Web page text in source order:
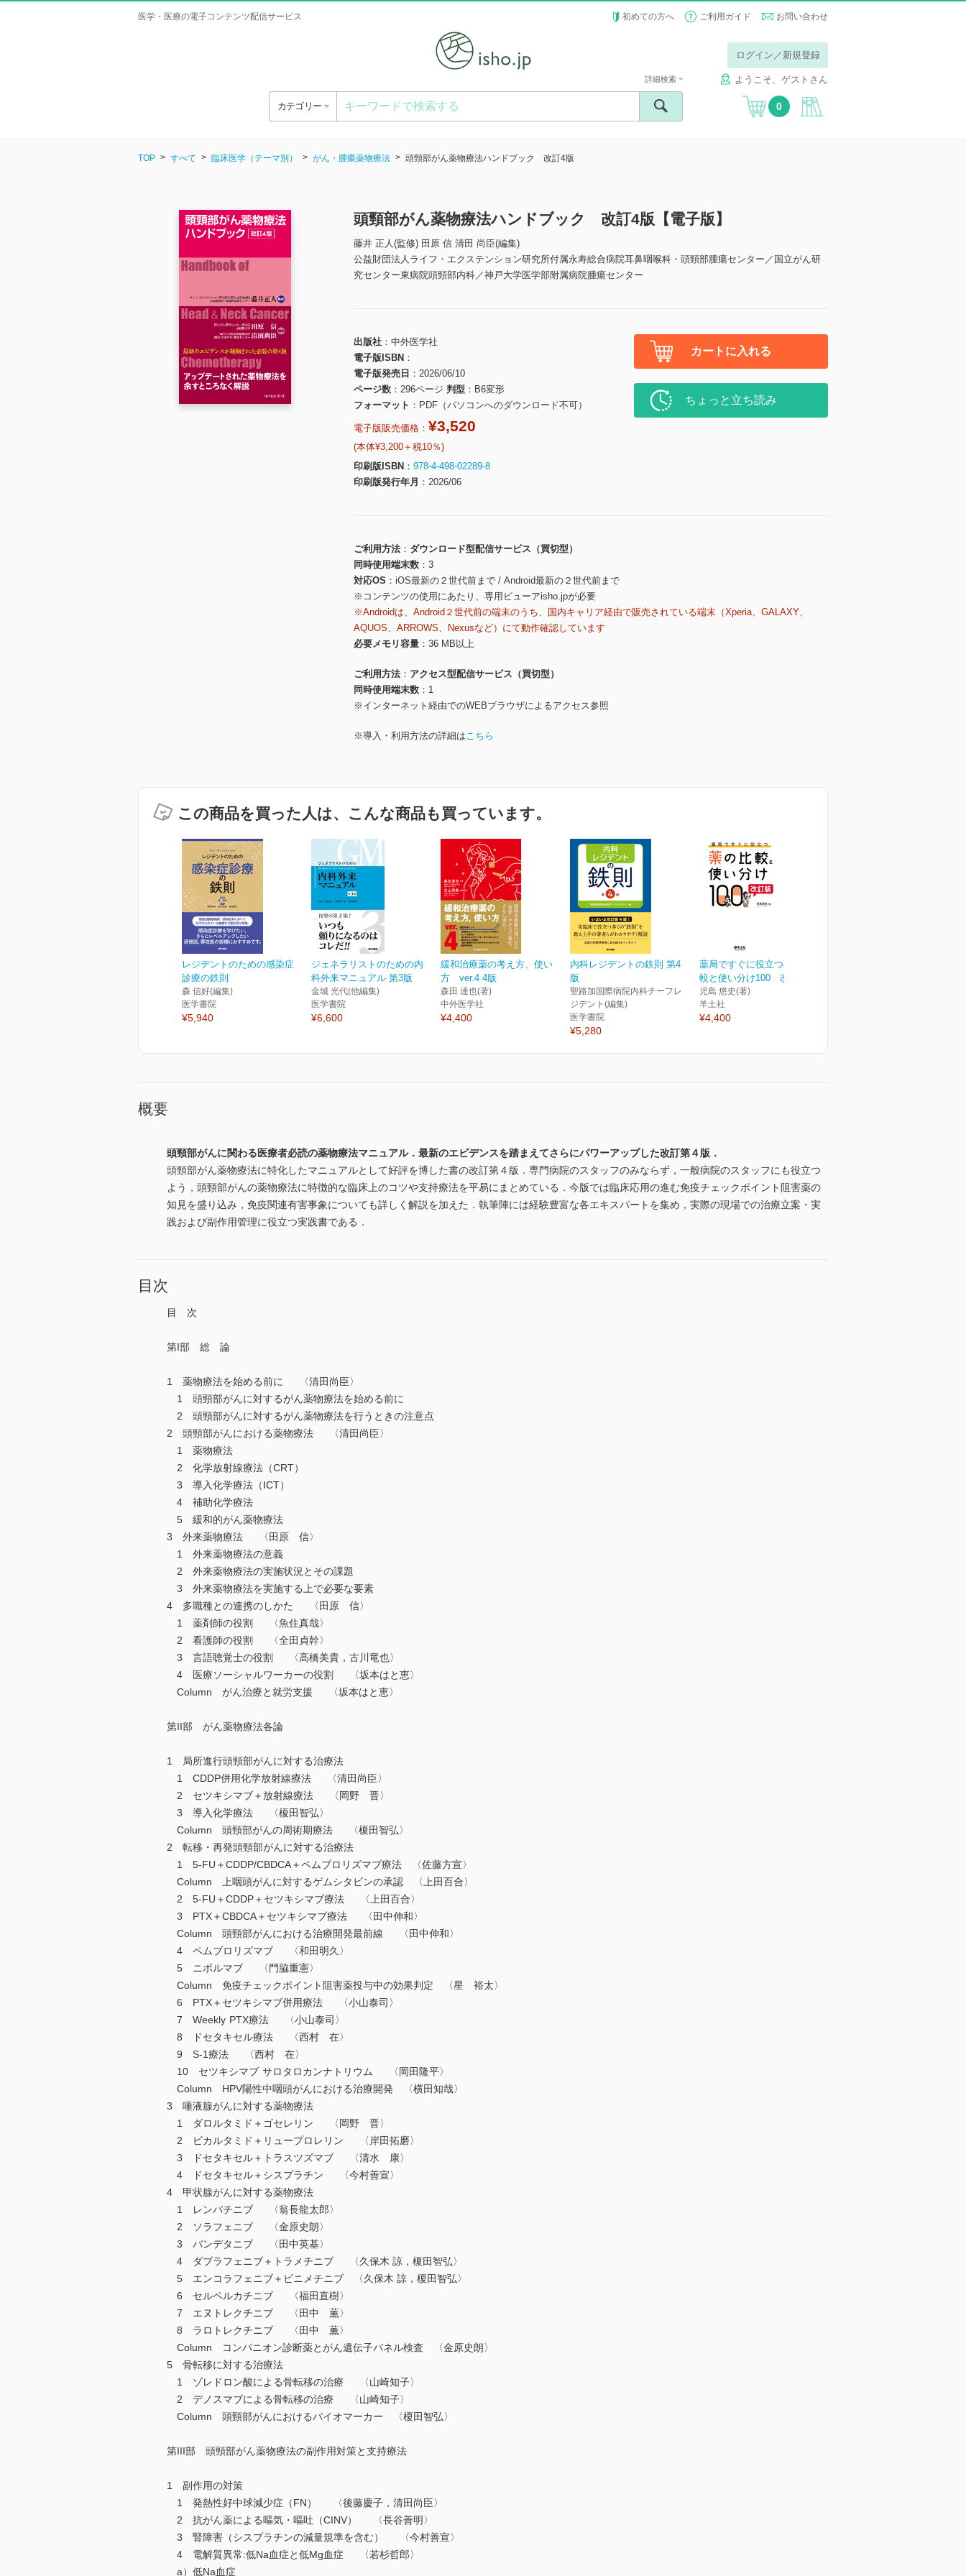
医学・医療の電子コンテンツ配信サービス 初めての方へ ご利用ガイド お問い合わせ
ログイン／新規登録
ようこそ、ゲストさん
カテゴリー
詳細検索
0
TOP すべて 臨床医学（テーマ別） がん・腫瘍薬物療法 頭頸部がん薬物療法ハンドブック 改訂4版
頭頸部がん薬物療法ハンドブック 改訂4版【電子版】
藤井 正人(監修) 田原 信 清田 尚臣(編集)
公益財団法人ライフ・エクステンション研究所付属永寿総合病院耳鼻咽喉科・頭頸部腫瘍センター／国立がん研
究センター東病院頭頸部内科／神戸大学医学部附属病院腫瘍センター
出版社
中外医学社
電子版ISBN
電子版発売日
2026/06/10
ページ数
296ページ 判型
B6変形
フォーマット
PDF（パソコンへのダウンロード不可）
電子版販売価格： ¥3,520
(本体¥3,200＋税10％)
印刷版ISBN
978-4-498-02289-8
印刷版発行年月
2026/06
カートに入れる
ちょっと立ち読み
ご利用方法
ダウンロード型配信サービス（買切型）
同時使用端末数
3
対応OS
iOS最新の２世代前まで / Android最新の２世代前まで
※コンテンツの使用にあたり、専用ビューアisho.jpが必要
※Androidは、Android２世代前の端末のうち、国内キャリア経由で販売されている端末（Xperia、GALAXY、
AQUOS、ARROWS、Nexusなど）にて動作確認しています
必要メモリ容量
36 MB以上
ご利用方法
アクセス型配信サービス（買切型）
同時使用端末数
1
※インターネット経由でのWEBブラウザによるアクセス参照
※導入・利用方法の詳細はこちら
この商品を買った人は、こんな商品も買っています。
レジデントのための感染症
診療の鉄則
森 信好(編集)
医学書院
¥5,940
ジェネラリストのための内
科外来マニュアル 第3版
金城 光代(他編集)
医学書院
¥6,600
緩和治療薬の考え方、使い
方 ver.4 4版
森田 達也(著)
中外医学社
¥4,400
内科レジデントの鉄則 第4
版
聖路加国際病院内科チーフレ
ジデント(編集)
医学書院
¥5,280
薬局ですぐに役立つ薬の比
較と使い分け100 改訂版
児島 悠史(著)
羊土社
¥4,400
概要
頭頸部がんに関わる医療者必読の薬物療法マニュアル．最新のエビデンスを踏まえてさらにパワーアップした改訂第４版．
頭頸部がん薬物療法に特化したマニュアルとして好評を博した書の改訂第４版．専門病院のスタッフのみならず，一般病院のスタッフにも役立つ
よう，頭頸部がんの薬物療法に特徴的な臨床上のコツや支持療法を平易にまとめている．今版では臨床応用の進む免疫チェックポイント阻害薬の
知見を盛り込み，免疫関連有害事象についても詳しく解説を加えた．執筆陣には経験豊富な各エキスパートを集め，実際の現場での治療立案・実
践および副作用管理に役立つ実践書である．
目次
目 次
第I部 総 論
1 薬物療法を始める前に 〈清田尚臣〉
1 頭頸部がんに対するがん薬物療法を始める前に
2 頭頸部がんに対するがん薬物療法を行うときの注意点
2 頭頸部がんにおける薬物療法 〈清田尚臣〉
1 薬物療法
2 化学放射線療法（CRT）
3 導入化学療法（ICT）
4 補助化学療法
5 緩和的がん薬物療法
3 外来薬物療法 〈田原 信〉
1 外来薬物療法の意義
2 外来薬物療法の実施状況とその課題
3 外来薬物療法を実施する上で必要な要素
4 多職種との連携のしかた 〈田原 信〉
1 薬剤師の役割 〈魚住真哉〉
2 看護師の役割 〈全田貞幹〉
3 言語聴覚士の役割 〈高橋美貴，古川竜也〉
4 医療ソーシャルワーカーの役割 〈坂本はと恵〉
Column がん治療と就労支援 〈坂本はと恵〉
第II部 がん薬物療法各論
1 局所進行頭頸部がんに対する治療法
1 CDDP併用化学放射線療法 〈清田尚臣〉
2 セツキシマブ＋放射線療法 〈岡野 晋〉
3 導入化学療法 〈榎田智弘〉
Column 頭頸部がんの周術期療法 〈榎田智弘〉
2 転移・再発頭頸部がんに対する治療法
1 5-FU＋CDDP/CBDCA＋ペムブロリズマブ療法 〈佐藤方宣〉
Column 上咽頭がんに対するゲムシタビンの承認 〈上田百合〉
2 5-FU＋CDDP＋セツキシマブ療法 〈上田百合〉
3 PTX＋CBDCA＋セツキシマブ療法 〈田中伸和〉
Column 頭頸部がんにおける治療開発最前線 〈田中伸和〉
4 ペムブロリズマブ 〈和田明久〉
5 ニボルマブ 〈門脇重憲〉
Column 免疫チェックポイント阻害薬投与中の効果判定 〈星 裕太〉
6 PTX＋セツキシマブ併用療法 〈小山泰司〉
7 Weekly PTX療法 〈小山泰司〉
8 ドセタキセル療法 〈西村 在〉
9 S-1療法 〈西村 在〉
10 セツキシマブ サロタロカンナトリウム 〈岡田隆平〉
Column HPV陽性中咽頭がんにおける治療開発 〈横田知哉〉
3 唾液腺がんに対する薬物療法
1 ダロルタミド＋ゴセレリン 〈岡野 晋〉
2 ビカルタミド＋リュープロレリン 〈岸田拓磨〉
3 ドセタキセル＋トラスツズマブ 〈清水 康〉
4 ドセタキセル＋シスプラチン 〈今村善宣〉
4 甲状腺がんに対する薬物療法
1 レンバチニブ 〈翁長龍太郎〉
2 ソラフェニブ 〈金原史朗〉
3 バンデタニブ 〈田中英基〉
4 ダブラフェニブ＋トラメチニブ 〈久保木 諒，榎田智弘〉
5 エンコラフェニブ＋ビニメチニブ 〈久保木 諒，榎田智弘〉
6 セルペルカチニブ 〈福田直樹〉
7 エヌトレクチニブ 〈田中 薫〉
8 ラロトレクチニブ 〈田中 薫〉
Column コンパニオン診断薬とがん遺伝子パネル検査 〈⾦原史朗〉
5 骨転移に対する治療法
1 ゾレドロン酸による骨転移の治療 〈山崎知子〉
2 デノスマブによる骨転移の治療 〈山崎知子〉
Column 頭頸部がんにおけるバイオマーカー 〈榎田智弘〉
第III部 頭頸部がん薬物療法の副作用対策と支持療法
1 副作用の対策
1 発熱性好中球減少症（FN） 〈後藤慶子，清田尚臣〉
2 抗がん薬による嘔気・嘔吐（CINV） 〈長谷善明〉
3 腎障害（シスプラチンの減量規準を含む） 〈今村善宣〉
4 電解質異常:低Na血症と低Mg血症 〈若杉哲郎〉
a）低Na血症